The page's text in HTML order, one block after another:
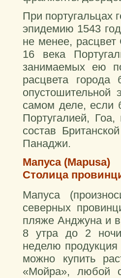
При португальцах
эпидемию 1543
не менее, расцвет
16 века
занимаемых ею
расцвета города
самом деле, если
Португалией,
состав
Панаджи.
Мапуса (Mapusa)
Столица
Мапуса
северных
пляже Анджуна и
8 утра до 2
неделю
можно купить
«Мойра», любой